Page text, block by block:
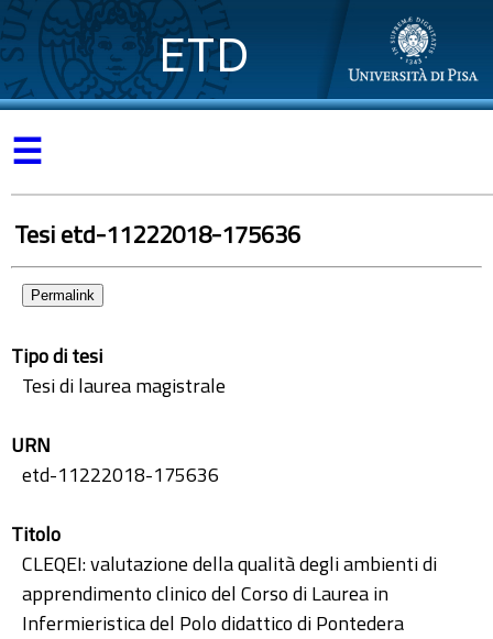
ETD
☰
Tesi etd-11222018-175636
Permalink
Tipo di tesi
Tesi di laurea magistrale
URN
etd-11222018-175636
Titolo
CLEQEI: valutazione della qualità degli ambienti di
apprendimento clinico del Corso di Laurea in
Infermieristica del Polo didattico di Pontedera